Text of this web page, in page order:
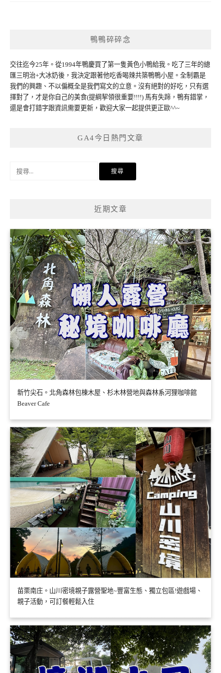
鴨鴨碎碎念
交往迄今25年。從1994年鴨慶買了第一隻黃色小鴨給我。吃了三年的總
匯三明治+大冰奶後，我決定跟著他吃香喝辣共築鴨鴨小屋。全制霸是
我們的興趣、不以偏概全是我們寫文的立意。沒有絕對的好吃，只有選
擇對了，才是你自己的美食(提綱挈領很重要!!!!) 馬有失蹄，鴨有錯掌，
還是會打錯字跟資訊需要更新，歡迎大家一起提供更正歐^^~
GA4今日熱門文章
近期文章
新竹尖石。北角森林包棟木屋、杉木林營地與森林系河狸咖啡館
Beaver Cafe
苗栗南庄。山川密境親子露營聖地~豐富生態、獨立包區!遊戲場、
親子活動，可訂餐輕鬆入住